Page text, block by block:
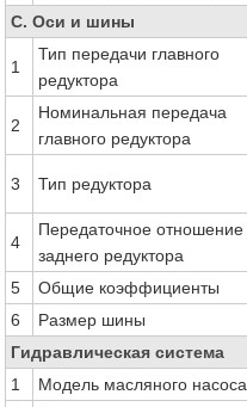
C. Оси и шины
1
Тип передачи главного
редуктора
2
Номинальная передача
главного редуктора
3 Тип редуктора
4
Передаточное отношение
заднего редуктора
5 Общие коэффициенты
6
Размер шины
Гидравлическая система
1
Модель масляного насоса